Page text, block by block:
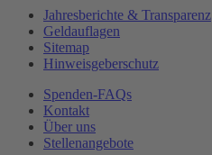
Jahresberichte & Transparenz
Geldauflagen
Sitemap
Hinweisgeberschutz
Spenden-FAQs
Kontakt
Über uns
Stellenangebote